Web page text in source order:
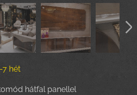
7 hét
hátfal panellel